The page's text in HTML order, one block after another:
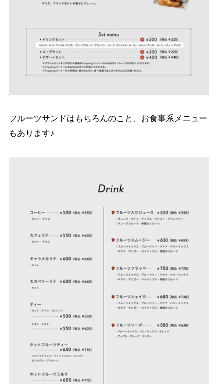
フルーツサンドはもちろんのこと、お食事系メニュー
もあります♪